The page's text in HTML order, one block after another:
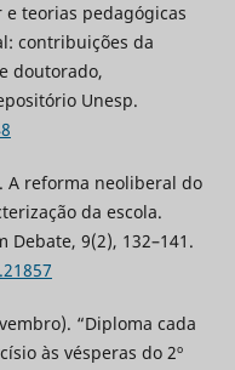
e teorias pedagógicas
contribuições da
doutorado,
Unesp.
A reforma neoliberal do
da escola.
Debate, 9(2), 132–141.
“Diploma cada
às vésperas do 2º